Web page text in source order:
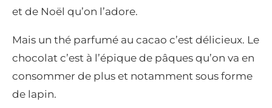
et de Noël qu’on l’adore.
Mais un thé parfumé au cacao c’est délicieux. Le
chocolat c’est à l’épique de pâques qu’on va en
consommer de plus et notamment sous forme
de lapin.